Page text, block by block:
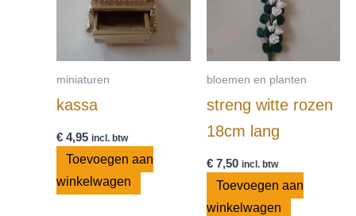
miniaturen
kassa
€ 4,95 incl. btw
Toevoegen aan
winkelwagen
bloemen en planten
streng witte rozen
18cm lang
€7,50 incl. btw
Toevoegen aan
winkelwagen